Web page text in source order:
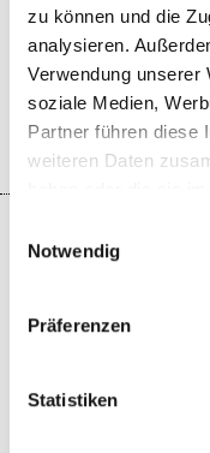
zu können und die
analysieren.
Verwendung unserer
soziale Medien,
Partner führen diese
weiteren Daten
Notwendig
Präferenzen
Statistiken
IL CONTENUTO
+